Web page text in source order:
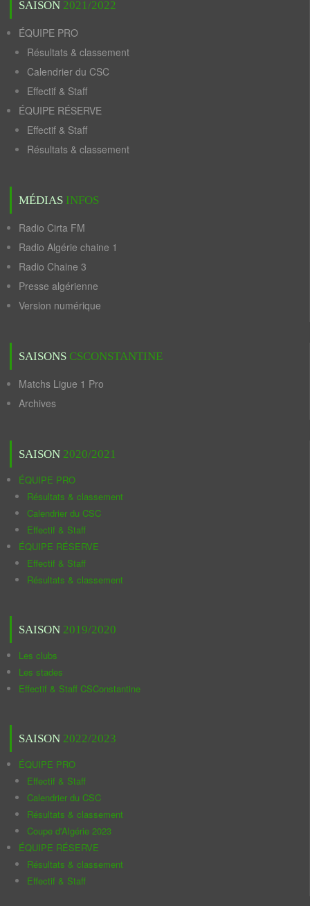
SAISON 2021/2022
ÉQUIPE PRO
Résultats & classement
Calendrier du CSC
Effectif & Staff
ÉQUIPE RÉSERVE
Effectif & Staff
Résultats & classement
MÉDIAS INFOS
Radio Cirta FM
Radio Algérie chaine 1
Radio Chaine 3
Presse algérienne
Version numérique
SAISONS CSCONSTANTINE
Matchs Ligue 1 Pro
Archives
SAISON 2020/2021
ÉQUIPE PRO
Résultats & classement
Calendrier du CSC
Effectif & Staff
ÉQUIPE RÉSERVE
Effectif & Staff
Résultats & classement
SAISON 2019/2020
Les clubs
Les stades
Effectif & Staff CSConstantine
SAISON 2022/2023
ÉQUIPE PRO
Effectif & Staff
Calendrier du CSC
Résultats & classement
Coupe d'Algérie 2023
ÉQUIPE RÉSERVE
Résultats & classement
Effectif & Staff